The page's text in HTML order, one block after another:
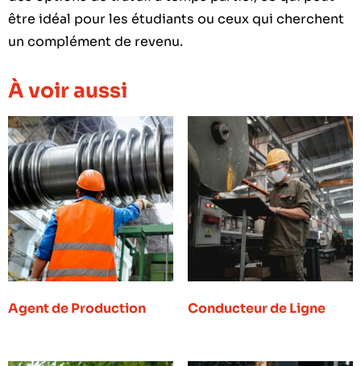
être idéal pour les étudiants ou ceux qui cherchent
un complément de revenu.
À voir aussi
Agent de Production Conducteur de Ligne